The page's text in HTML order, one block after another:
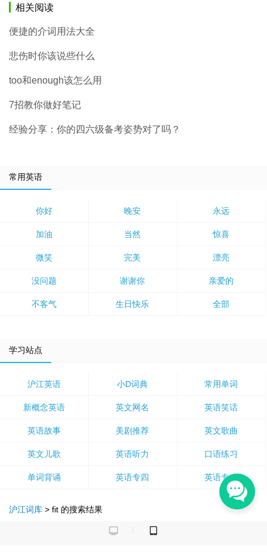
相关阅读
便捷的介词用法大全
悲伤时你该说些什么
too和enough该怎么用
7招教你做好笔记
经验分享：你的四六级备考姿势对了吗？
常用英语
你好 晚安 永远
加油 当然 惊喜
微笑 完美 漂亮
没问题 谢谢你 亲爱的
不客气 生日快乐 全部
学习站点
沪江英语 小D词典 常用单词
新概念英语 英文网名 英语笑话
英语故事 美剧推荐 英文歌曲
英文儿歌 英语听力 口语练习
单词背诵 英语专四 英语专八
沪江词库 > fit 的搜索结果